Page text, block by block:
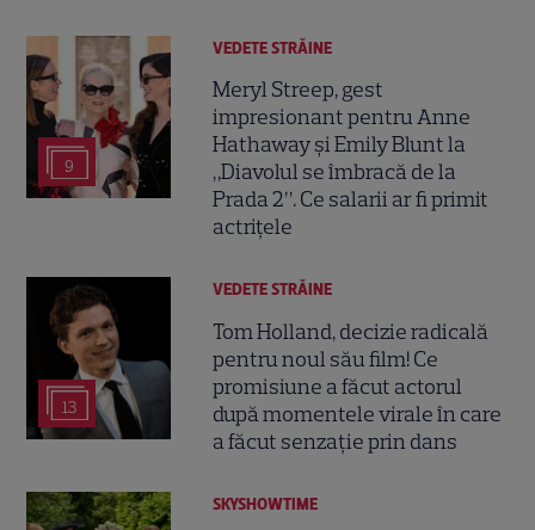
9
VEDETE STRĂINE
Meryl Streep, gest
impresionant pentru Anne
Hathaway și Emily Blunt la
„Diavolul se îmbracă de la
Prada 2”. Ce salarii ar fi primit
actrițele
13
VEDETE STRĂINE
Tom Holland, decizie radicală
pentru noul său film! Ce
promisiune a făcut actorul
după momentele virale în care
a făcut senzație prin dans
SKYSHOWTIME